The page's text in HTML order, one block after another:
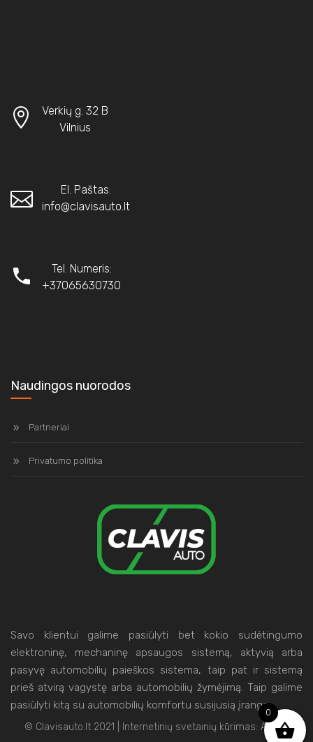
Verkių g. 32 B
Vilnius
El. Paštas:
info@clavisauto.lt
Tel. Numeris:
+37065630730
Naudingos nuorodos
Partneriai
Privatumo politika
Savo klientui galime pasiūlyti bet kokio sudėtingumo
elektroninę, mechaninę apsaugos sistemą, aktyvią arba
pasyvę automobilių paieškos sistema, taip pat ir sistemą
prieš atvirą vagystę arba automobilių žymėjimą. Taip galime
pasiūlyti kitą su automobilių komfortu susijusią įrangą.
© Clavisauto.lt 2021 | Internetinių svetainių kūrimas: Artix.lt
0